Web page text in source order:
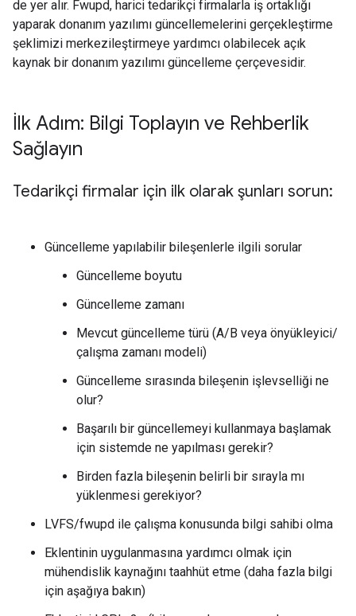
de yer alır. Fwupd, harici tedarikçi firmalarla iş ortaklığı
yaparak donanım yazılımı güncellemelerini gerçekleştirme
şeklimizi merkezileştirmeye yardımcı olabilecek açık
kaynak bir donanım yazılımı güncelleme çerçevesidir.
İlk Adım: Bilgi Toplayın ve Rehberlik
Sağlayın
Tedarikçi firmalar için ilk olarak şunları sorun:
Güncelleme yapılabilir bileşenlerle ilgili sorular
Güncelleme boyutu
Güncelleme zamanı
Mevcut güncelleme türü (A/B veya önyükleyici/
çalışma zamanı modeli)
Güncelleme sırasında bileşenin işlevselliği ne
olur?
Başarılı bir güncellemeyi kullanmaya başlamak
için sistemde ne yapılması gerekir?
Birden fazla bileşenin belirli bir sırayla mı
yüklenmesi gerekiyor?
LVFS/fwupd ile çalışma konusunda bilgi sahibi olma
Eklentinin uygulanmasına yardımcı olmak için
mühendislik kaynağını taahhüt etme (daha fazla bilgi
için aşağıya bakın)